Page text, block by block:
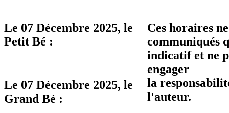
Le 07 Décembre 2025, le
Petit Bé :
Le 07 Décembre 2025, le
Grand Bé :
Ces horaires
communiqués
indicatif et ne
engager
la
l'auteur.